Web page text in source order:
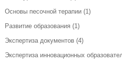
Основы песочной терапии (1)
Развитие образования (1)
Экспертиза документов (4)
Экспертиза инновационных